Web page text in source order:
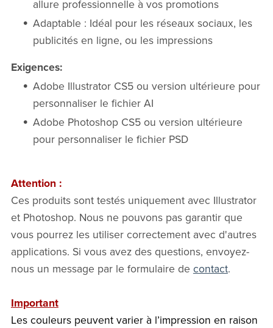
allure professionnelle à vos promotions
Adaptable : Idéal pour les réseaux sociaux, les
publicités en ligne, ou les impressions
Exigences:
Adobe Illustrator CS5 ou version ultérieure pour
personnaliser le fichier AI
Adobe Photoshop CS5 ou version ultérieure
pour personnaliser le fichier PSD
Attention :
Ces produits sont testés uniquement avec Illustrator
et Photoshop. Nous ne pouvons pas garantir que
vous pourrez les utiliser correctement avec d'autres
applications. Si vous avez des questions, envoyez-
nous un message par le formulaire de contact.
Important
Les couleurs peuvent varier à l’impression en raison